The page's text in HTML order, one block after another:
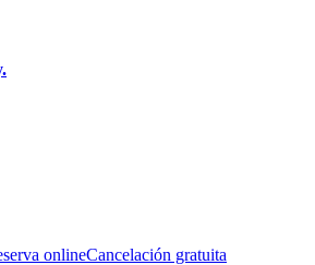
onlineCancelación gratuita